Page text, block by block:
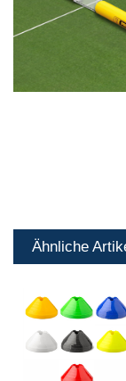
Ähnliche